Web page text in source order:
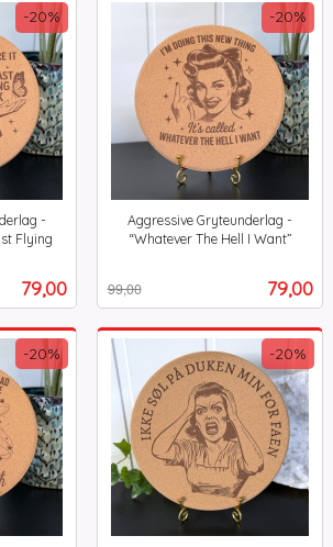
-
Flying
Tilbud
79,00
-20%
Aggressive Gryteunderlag -
“Whatever The Hell I Want”
Tilbud
79,00
99,00
-20%
-20% -20%